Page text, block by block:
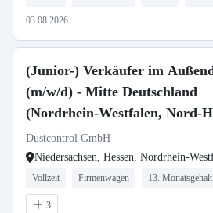
03.08.2026
(Junior-) Verkäufer im
(m/w/d) - Mitte Deutschland
(Nordrhein-Westfalen, Nord-
Thüringen, Sachsen)
Dustcontrol GmbH
Niedersachsen, Hessen, Nordrhein-
Vollzeit Firmenwagen 13. Monatsgehalt
3